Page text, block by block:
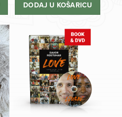
DODAJ U KOŠARICU